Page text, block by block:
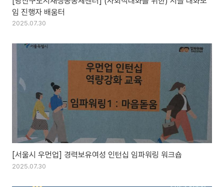
임 진행자 배움터
2025.07.30
[서울시 우먼업] 경력보유여성 인턴십 임파워링 워크숍
2025.07.30